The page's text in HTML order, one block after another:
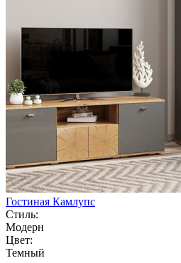
Гостиная Камлупс
Стиль:
Модерн
Цвет:
Темный